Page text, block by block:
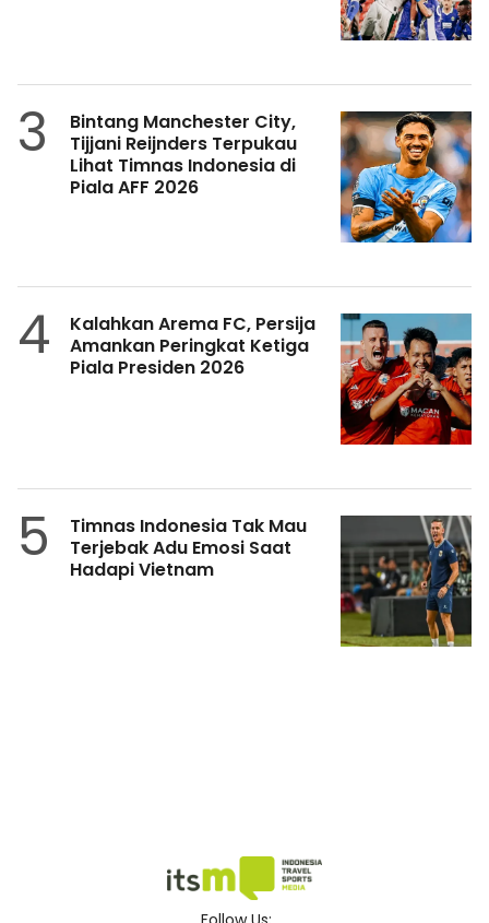
3
Bintang Manchester City,
Tijjani Reijnders Terpukau
Lihat Timnas Indonesia di
Piala AFF 2026
4
Kalahkan Arema FC, Persija
Amankan Peringkat Ketiga
Piala Presiden 2026
5
Timnas Indonesia Tak Mau
Terjebak Adu Emosi Saat
Hadapi Vietnam